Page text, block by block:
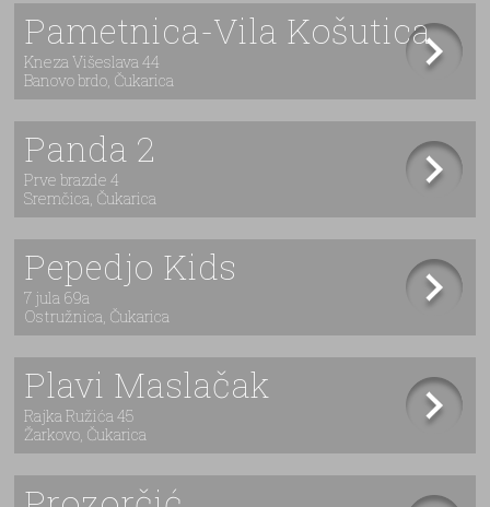
Pametnica-Vila Košutica
Kneza Višeslava 44
Banovo brdo, Čukarica
Panda 2
Prve brazde 4
Sremčica, Čukarica
Pepedjo Kids
7 jula 69a
Ostružnica, Čukarica
Plavi Maslačak
Rajka Ružića 45
Žarkovo, Čukarica